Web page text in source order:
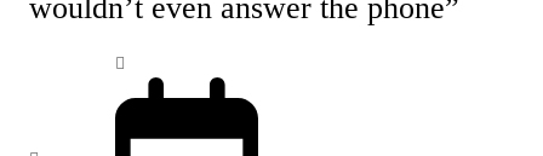
wouldn’t even answer the phone”